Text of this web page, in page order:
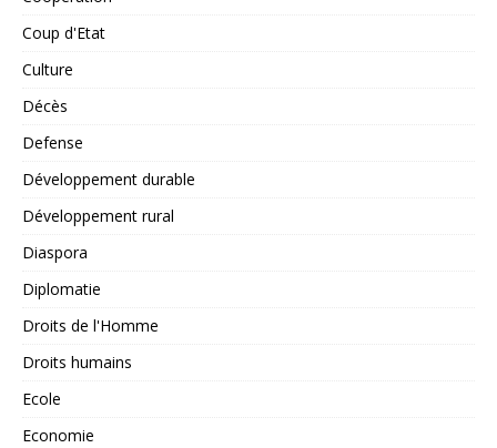
Coup d'Etat
Culture
Décès
Defense
Développement durable
Développement rural
Diaspora
Diplomatie
Droits de l'Homme
Droits humains
Ecole
Economie